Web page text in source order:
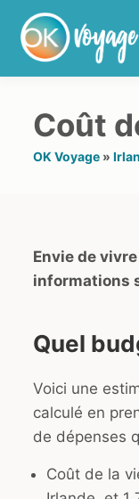
Coût
OK Voyage »
Envie de
informations
Quel
Voici une
calculé en
de dépenses
Coût de la